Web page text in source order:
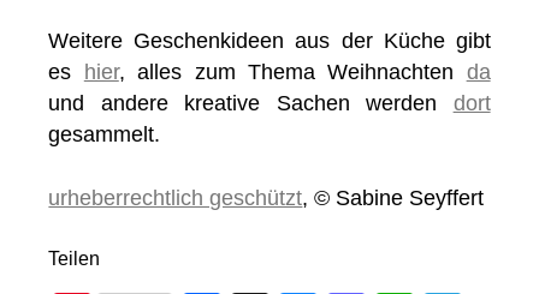
Weitere Geschenkideen aus der Küche gibt
es
hier, alles zum Thema Weihnachten da
und andere kreative Sachen werden dort
gesammelt.
urheberrechtlich geschützt, © Sabine Seyffert
Teilen